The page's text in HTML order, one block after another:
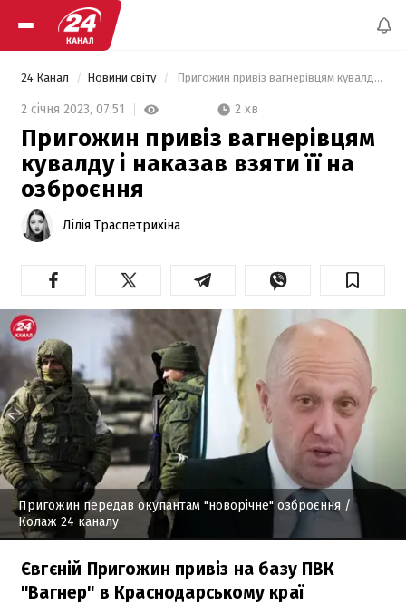
24 Канал Новини світу Пригожин привіз вагнерівцям кувалду і наказав взяти її на озброєння
2 січня 2023, 07:51 2 хв
Пригожин привіз вагнерівцям
кувалду і наказав взяти її на
озброєння
Лілія Траспетрихіна
Пригожин передав окупантам "новорічне" озброєння /
Колаж 24 каналу
Євгєній Пригожин привіз на базу ПВК
"Вагнер" в Краснодарському краї